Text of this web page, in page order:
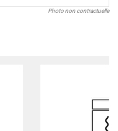
Photo non contractuelle